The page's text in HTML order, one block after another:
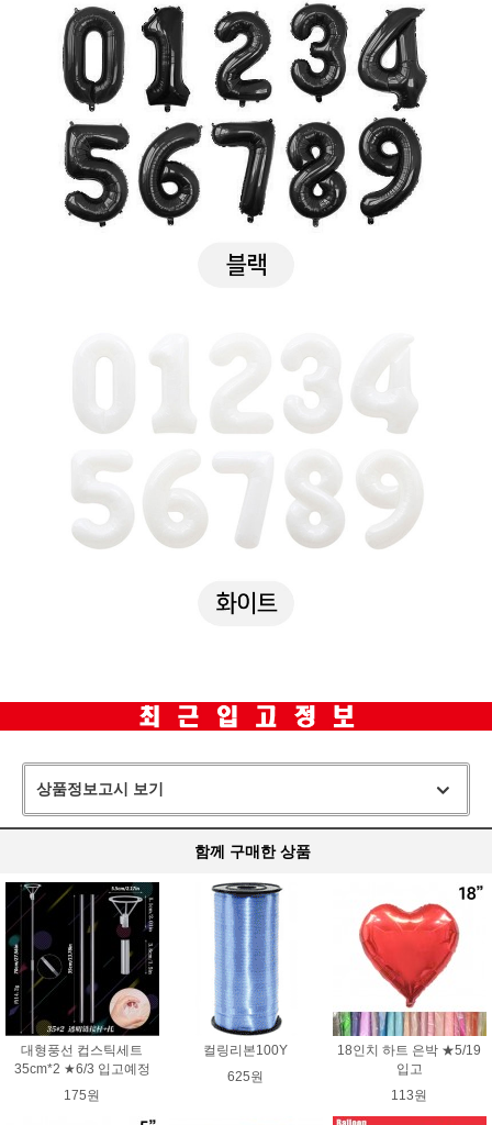
상품정보고시 보기
함께 구매한 상품
대형풍선 컵스틱세트
35cm*2 ★6/3 입고예정
175원
컬링리본100Y
625원
18인치 하트 은박 ★5/19
입고
113원